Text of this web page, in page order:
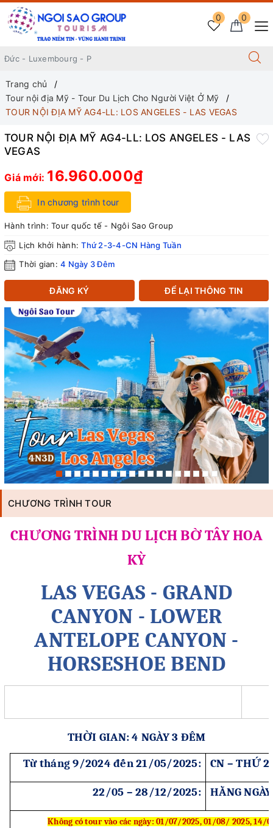
0
0
Trang chủ
Tour nội địa Mỹ - Tour Du Lịch Cho Người Việt Ở Mỹ
TOUR NỘI ĐỊA MỸ AG4-LL: LOS ANGELES - LAS VEGAS
CHƯƠNG TRÌNH TOUR
CHƯƠNG TRÌNH DU LỊCH BỜ TÂY HOA
KỲ
LAS VEGAS - GRAND
CANYON - LOWER
ANTELOPE CANYON -
HORSESHOE BEND
THỜI GIAN: 4 NGÀY 3 ĐÊM
Từ tháng 9/2024 đến 21/05/2025:
CN – THỨ 2
22/05 – 28/12/2025: HẰNG NGÀY
Không có tour vào các ngày: 01/07/2025, 01/08/ 2025, 14/
TOUR NỘI ĐỊA MỸ AG4-LL: LOS ANGELES - LAS
VEGAS
Giá mới: 16.960.000₫
In chương trình tour
Hành trình: Tour quốc tế - Ngôi Sao Group
Lịch khởi hành:Thứ 2-3-4-CN Hàng Tuần
Thời gian: 4 Ngày 3 Đêm
ĐĂNG KÝ ĐỂ LẠI THÔNG TIN